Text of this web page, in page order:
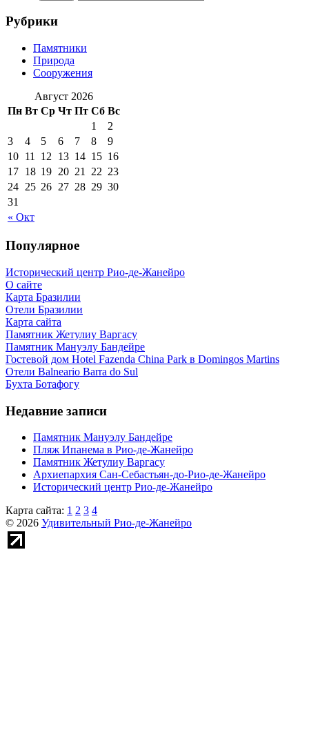
Рубрики
Памятники
Природа
Сооружения
Август 2026
Пн Вт Ср Чт Пт Сб Вс
« Окт
1
2
3
4 5 6 7 8
9
10 11 12 13 14 15 16
17 18 19 20 21 22 23
24 25 26 27 28 29 30
31
Популярное
Исторический центр Рио-де-Жанейро
О сайте
Карта Бразилии
Отели Бразилии
Карта сайта
Памятник Жетулиу Варгасу
Памятник Мануэлу Бандейре
Гостевой дом Hotel Fazenda China Park в Domingos Martins
Отели Balneario Barra do Sul
Бухта Ботафогу
Недавние записи
Памятник Мануэлу Бандейре
Пляж Ипанема в Рио-де-Жанейро
Памятник Жетулиу Варгасу
Архиепархия Сан-Себастьян-до-Рио-де-Жанейро
Исторический центр Рио-де-Жанейро
Карта сайта: 1 2 3 4
© 2026 Удивительный Рио-де-Жанейро